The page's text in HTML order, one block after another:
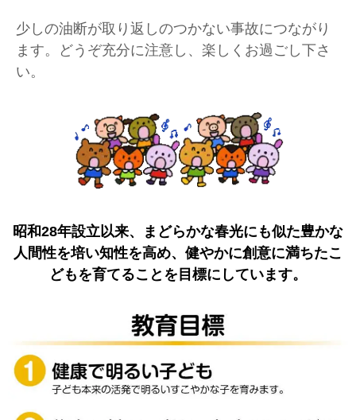
少しの油断が取り返しのつかない事故につながり
ます。どうぞ充分に注意し、楽しくお過ごし下さ
い。
昭和28年設立以来、まどらかな春光にも似た豊かな
人間性を培い知性を高め、健やかに創意に満ちたこ
どもを育てることを目標にしています。